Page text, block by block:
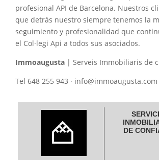
profesional API de Barcelona. Nuestros
que detrás nuestro siempre tenemos la
seguimiento y profesionalidad que
el Col·legi Api a todos sus asociados.
Immoaugusta | Serveis Immobiliaris de
Tel 648 255 943 · info@immoaugusta.com
DE